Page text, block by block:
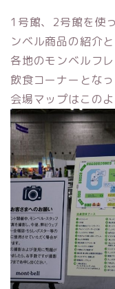
1号館、2号館を使
ンベル商品の紹介
各地のモンベルフ
飲食コーナーとなっ
会場マップはこのよ